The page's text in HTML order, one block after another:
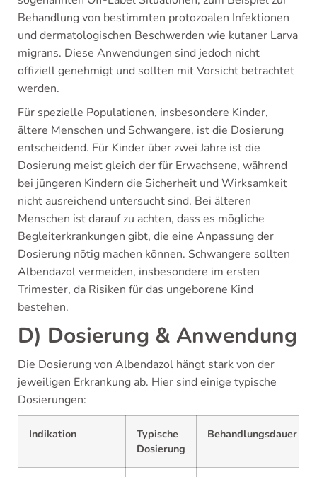
Behandlung von bestimmten protozoalen Infektionen
und dermatologischen Beschwerden wie kutaner Larva
migrans. Diese Anwendungen sind jedoch nicht
offiziell genehmigt und sollten mit Vorsicht betrachtet
werden.
Für spezielle Populationen, insbesondere Kinder,
ältere Menschen und Schwangere, ist die Dosierung
entscheidend. Für Kinder über zwei Jahre ist die
Dosierung meist gleich der für Erwachsene, während
bei jüngeren Kindern die Sicherheit und Wirksamkeit
nicht ausreichend untersucht sind. Bei älteren
Menschen ist darauf zu achten, dass es mögliche
Begleiterkrankungen gibt, die eine Anpassung der
Dosierung nötig machen können. Schwangere sollten
Albendazol vermeiden, insbesondere im ersten
Trimester, da Risiken für das ungeborene Kind
bestehen.
D) Dosierung & Anwendung
Die Dosierung von Albendazol hängt stark von der
jeweiligen Erkrankung ab. Hier sind einige typische
Dosierungen:
Indikation
Typische
Dosierung
Behandlungsdauer